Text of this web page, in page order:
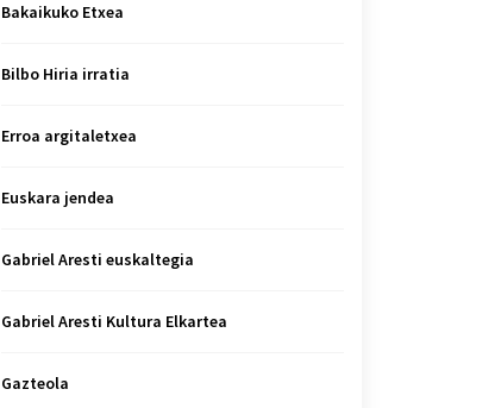
Bakaikuko Etxea
Bilbo Hiria irratia
Erroa argitaletxea
Euskara jendea
Gabriel Aresti euskaltegia
Gabriel Aresti Kultura Elkartea
Gazteola